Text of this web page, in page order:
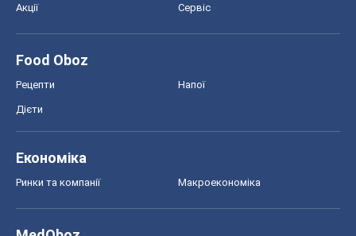
Акції Сервіс
Food Oboz
Рецепти Напої
Дієти
Економіка
Ринки та компанії Макроекономіка